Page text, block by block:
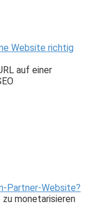
Website richtig
auf einer
Partner-Website?
monetarisieren